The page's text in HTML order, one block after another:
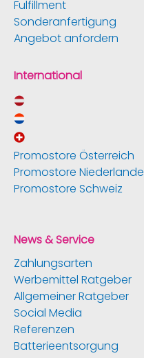
Fulfillment
Sonderanfertigung
Angebot anfordern
International
Promostore Österreich
Promostore Niederlande
Promostore Schweiz
News & Service
Zahlungsarten
Werbemittel Ratgeber
Allgemeiner Ratgeber
Social Media
Referenzen
Batterieentsorgung